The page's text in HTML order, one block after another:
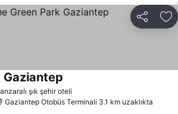
Paylaş
şık şehir oteli
Gaziantep
Gaziantep Otobüs Terminali 3.1 km uzaklıkta